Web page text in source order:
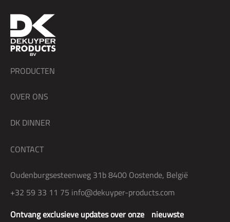
Ontvang exclusieve updates over onze nieuwste
PRODUCTEN
OVER ONS
DK DINNER
CONTACT
Oudenburgsesteenweg 31b 8400 Oostende, België
+32 59 33 11 75 info@dekuyper-products.com